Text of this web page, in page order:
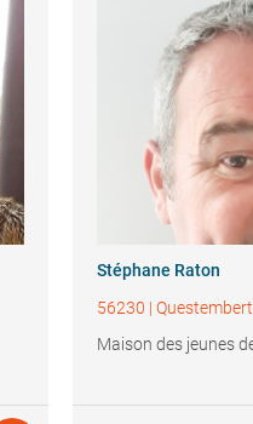
Stéphane Raton
56230 | Questembert
Maison des jeunes